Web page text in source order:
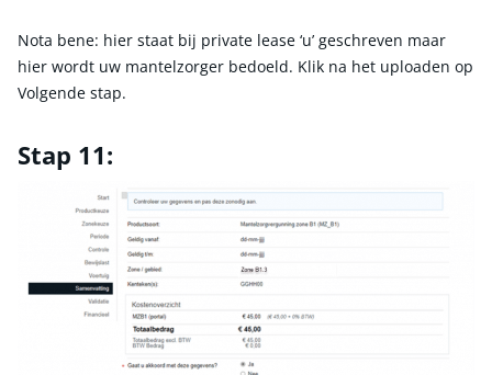
Nota bene: hier staat bij private lease ‘u’ geschreven maar
hier wordt uw mantelzorger bedoeld. Klik na het uploaden op
Volgende stap.
Stap 11: